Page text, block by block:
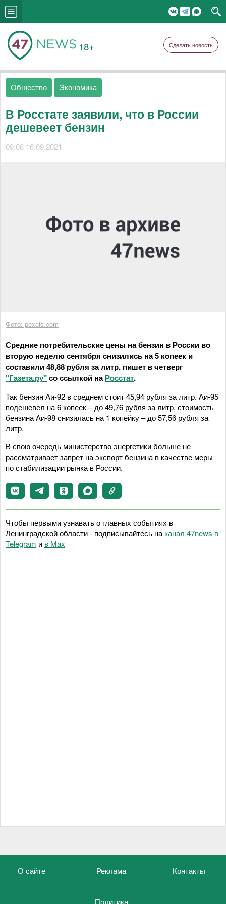
18+ Сделать новость
Общество Экономика
В Росстате заявили, что в России
дешевеет бензин
09:08 16.09.2021
Фото: pexels.com
Средние потребительские цены на бензин в России во
вторую неделю сентября снизились на 5 копеек и
составили 48,88 рубля за литр, пишет в четверг
"Газета.ру"со ссылкой наРосстат.
Так бензин Аи-92 в среднем стоит 45,94 рубля за литр. Аи-95
подешевел на 6 копеек – до 49,76 рубля за литр, стоимость
бензина Аи-98 снизилась на 1 копейку – до 57,56 рубля за
литр.
В свою очередь министерство энергетики больше не
рассматривает запрет на экспорт бензина в качестве меры
по стабилизации рынка в России.
Чтобы первыми узнавать о главных событиях в
Ленинградской области - подписывайтесь на канал 47news в
Telegram и в Maх
О сайте Реклама Контакты
Политика